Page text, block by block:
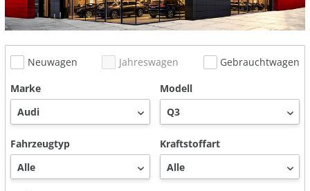
Neuwagen Jahreswagen
Gebrauchtwagen
Marke
Modell
Fahrzeugtyp Kraftstoffart